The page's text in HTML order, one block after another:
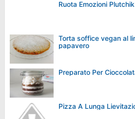
Ruota Emozioni Plutchik
Torta soffice vegan al
papavero
Preparato Per
Pizza A Lunga